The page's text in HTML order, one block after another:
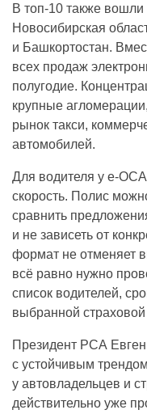
В топ-10 также вошли
Новосибирская
и Башкортостан.
всех продаж
полугодие.
крупные
рынок такси,
автомобилей.
Для водителя у е-
скорость. Полис
сравнить
и не зависеть от
формат не отменяет
всё равно нужно
список водителей,
выбранной
Президент РСА
с устойчивым
у автовладельцев и
действительно уже